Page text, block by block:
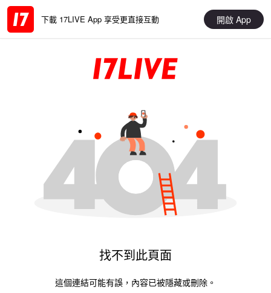
下載 17LIVE App 享受更直接互動 開啟 App
找不到此頁面
這個連結可能有誤，內容已被隱藏或刪除。